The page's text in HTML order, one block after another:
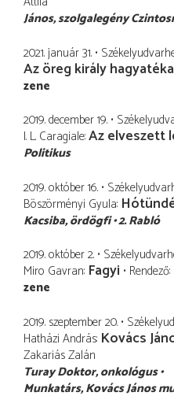
János szolgalegény
2021. január 31.
Az öreg király hagyatéka
zene
2019. december 19.
I. L. Caragiale Az elveszett
Politikus
2019. október 16.
Böszörményi Gyula
Kacsiba ördögfi 2. Rabló
2019. október 2.
Miro Gavran Fagyi Rendező
zene
2019. szeptember 20.
Hatházi András Kovács
Zakariás Zalán
Turay Doktor onkológus
Munkatárs Kovács János